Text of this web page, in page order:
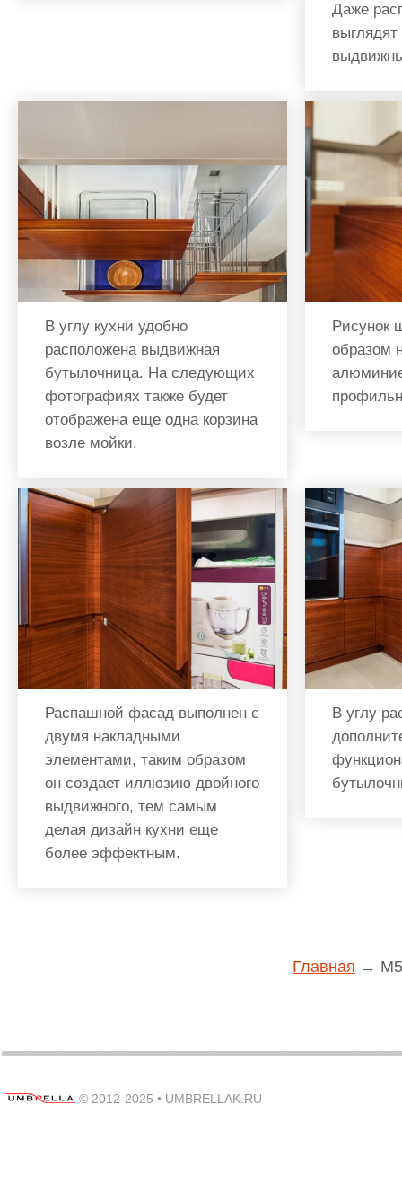
Даже
В углу кухни удобно
расположена выдвижная
бутылочница. На следующих
фотографиях также будет
отображена еще одна корзина
возле мойки.
Рисунок
образом
Распашной фасад выполнен с
двумя накладными
элементами, таким образом
он создает иллюзию двойного
выдвижного, тем самым
делая дизайн кухни еще
более эффектным.
В углу
Главная →
© 2012-2025 • UMBRELLAK.RU